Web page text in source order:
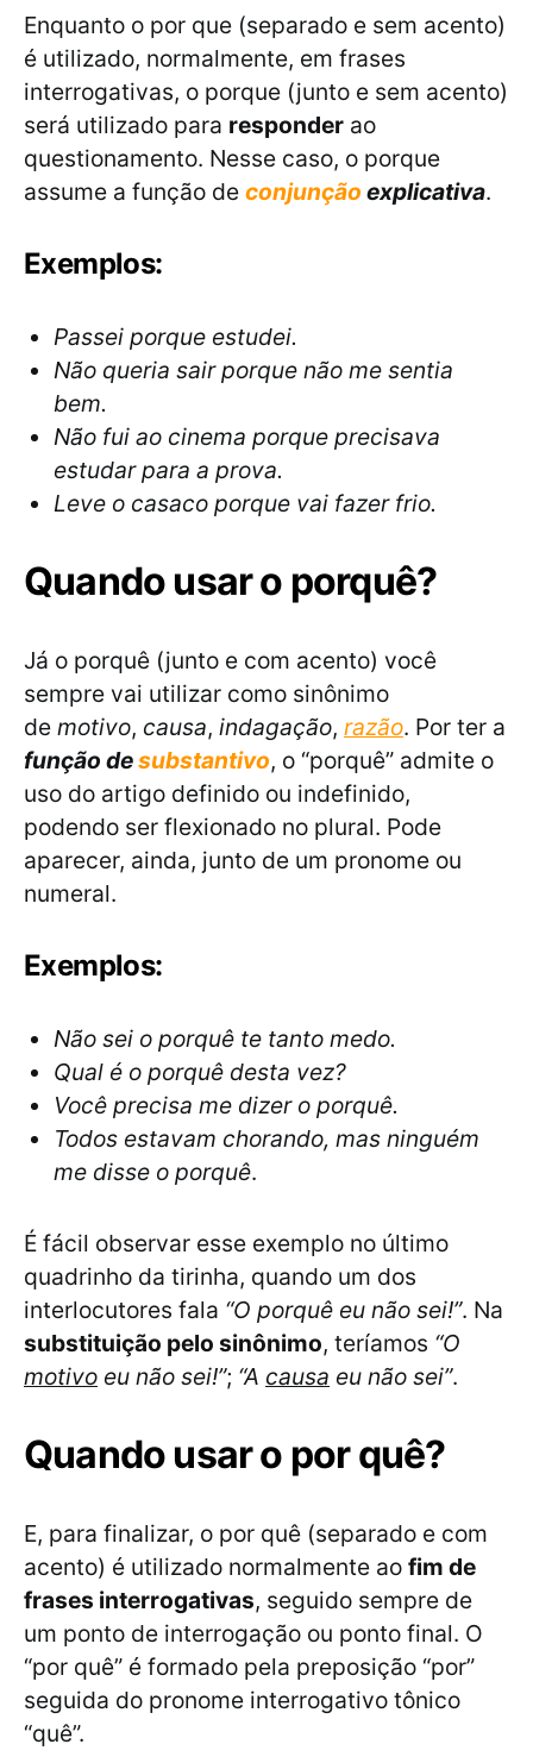
Enquanto o por que (separado e sem acento)
é utilizado, normalmente, em frases
interrogativas, o porque (junto e sem acento)
será utilizado para responder ao
questionamento. Nesse caso, o porque
assume a função de conjunção explicativa.
Exemplos:
Passei porque estudei.
Não queria sair porque não me sentia
bem.
Não fui ao cinema porque precisava
estudar para a prova.
Leve o casaco porque vai fazer frio.
Quando usar o porquê?
Já o porquê (junto e com acento) você
sempre vai utilizar como sinônimo
de motivo, causa, indagação, razão. Por ter a
função desubstantivo, o “porquê” admite o
uso do artigo definido ou indefinido,
podendo ser flexionado no plural. Pode
aparecer, ainda, junto de um pronome ou
numeral.
Exemplos:
Não sei o porquê te tanto medo.
Qual é o porquê desta vez?
Você precisa me dizer o porquê.
Todos estavam chorando, mas ninguém
me disse o porquê.
É fácil observar esse exemplo no último
quadrinho da tirinha, quando um dos
interlocutores fala “O porquê eu não sei!”. Na
substituição pelo sinônimo, teríamos “O
motivo eu não sei!”; “A causa eu não sei”.
Quando usar o por quê?
E, para finalizar, o por quê (separado e com
acento) é utilizado normalmente ao fim de
frases interrogativas, seguido sempre de
um ponto de interrogação ou ponto final. O
“por quê” é formado pela preposição “por”
seguida do pronome interrogativo tônico
“quê”.